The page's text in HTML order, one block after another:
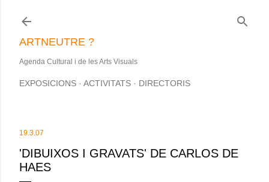
ARTNEUTRE ?
Agenda Cultural i de les Arts Visuals
EXPOSICIONS ACTIVITATS DIRECTORIS
19.3.07
'DIBUIXOS I GRAVATS' DE CARLOS DE
HAES